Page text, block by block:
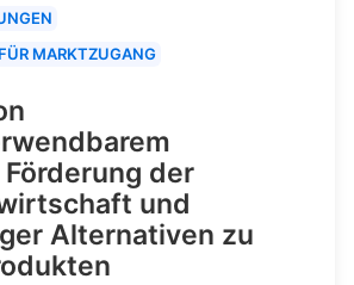
MARKTZUGANG
der
und
Alternativen zu